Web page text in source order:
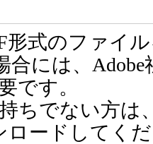
形式のファイ
合には、
です。
持ちでない方は
ロードしてく